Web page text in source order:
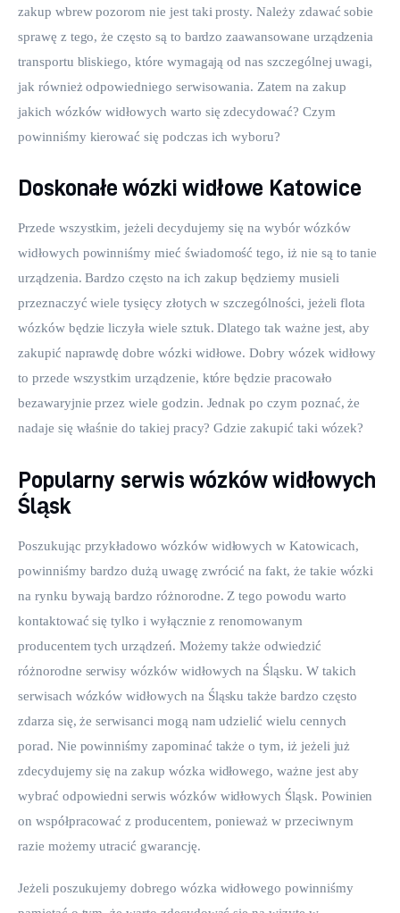
zakup wbrew pozorom nie jest taki prosty. Należy zdawać sobie
sprawę z tego, że często są to bardzo zaawansowane urządzenia
transportu bliskiego, które wymagają od nas szczególnej uwagi,
jak również odpowiedniego serwisowania. Zatem na zakup
jakich wózków widłowych warto się zdecydować? Czym
powinniśmy kierować się podczas ich wyboru?
Doskonałe wózki widłowe Katowice
Przede wszystkim, jeżeli decydujemy się na wybór wózków
widłowych powinniśmy mieć świadomość tego, iż nie są to tanie
urządzenia. Bardzo często na ich zakup będziemy musieli
przeznaczyć wiele tysięcy złotych w szczególności, jeżeli flota
wózków będzie liczyła wiele sztuk. Dlatego tak ważne jest, aby
zakupić naprawdę dobre wózki widłowe. Dobry wózek widłowy
to przede wszystkim urządzenie, które będzie pracowało
bezawaryjnie przez wiele godzin. Jednak po czym poznać, że
nadaje się właśnie do takiej pracy? Gdzie zakupić taki wózek?
Popularny serwis wózków widłowych
Śląsk
Poszukując przykładowo wózków widłowych w Katowicach,
powinniśmy bardzo dużą uwagę zwrócić na fakt, że takie wózki
na rynku bywają bardzo różnorodne. Z tego powodu warto
kontaktować się tylko i wyłącznie z renomowanym
producentem tych urządzeń. Możemy także odwiedzić
różnorodne serwisy wózków widłowych na Śląsku. W takich
serwisach wózków widłowych na Śląsku także bardzo często
zdarza się, że serwisanci mogą nam udzielić wielu cennych
porad. Nie powinniśmy zapominać także o tym, iż jeżeli już
zdecydujemy się na zakup wózka widłowego, ważne jest aby
wybrać odpowiedni serwis wózków widłowych Śląsk. Powinien
on współpracować z producentem, ponieważ w przeciwnym
razie możemy utracić gwarancję.
Jeżeli poszukujemy dobrego wózka widłowego powinniśmy